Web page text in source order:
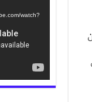
watch?